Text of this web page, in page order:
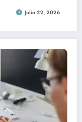
Julio 22, 2026